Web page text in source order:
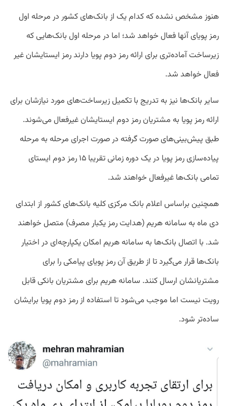
هنوز مشخص نشده که کدام یک از بانک‌های کشور در مرحله اول
رمز پویای آنها فعال خواهد شد؛ اما در مرحله اول بانک‌هایی که
زیرساخت آماده‌تری برای ارائه رمز دوم پویا دارند رمز ایستایشان غیر
فعال خواهد شد.
سایر بانک‌ها نیز به تدریج با تکمیل زیرساخت‌های مورد نیازشان برای
ارائه رمز پویا به مشتریان رمز دوم ایستایشان غیرفعال می‌شوند.
طبق پیش‌بینی‌های صورت گرفته در صورت اجرای مرحله به مرحله
پیاده‌سازی رمز پویا در یک دوره زمانی تقریبا ۱۵ رمز دوم ایستای
تمامی بانک‌ها غیرفعال خواهند شد.
همچنین براساس اعلام بانک مرکزی کلیه بانک‌های کشور از ابتدای
دی ماه به سامانه هریم (هدایت رمز یکبار مصرف) متصل خواهند
شد. با اتصال بانک‌ها به سامانه هریم امکان یکپارچه‌ای در اختیار
بانک‌ها قرار می‌گیرد تا از طریق آن رمز پویای پیامکی را برای
مشتریانشان ارسال کنند. سامانه هریم برای مشتریان بانکی قابل
رویت نیست اما موجب می‌شود تا استفاده از رمز دوم پویا برایشان
ساده‌تر شود.